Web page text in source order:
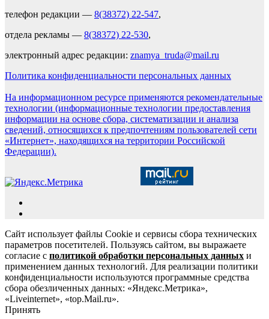
телефон редакции — 8(38372) 22-547,
отдела рекламы — 8(38372) 22-530,
электронный адрес редакции: znamya_truda@mail.ru
Политика конфиденциальности персональных данных
На информационном ресурсе применяются рекомендательные
технологии (информационные технологии предоставления
информации на основе сбора, систематизации и анализа
сведений, относящихся к предпочтениям пользователей сети
«Интернет», находящихся на территории Российской
Федерации).
Сайт использует файлы Cookie и сервисы сбора технических
параметров посетителей. Пользуясь сайтом, вы выражаете
согласие с политикой обработки персональных данных и
применением данных технологий. Для реализации политики
конфиденциальности используются программные средства
сбора обезличенных данных: «Яндекс.Метрика»,
«Liveinternet», «top.Mail.ru».
Принять